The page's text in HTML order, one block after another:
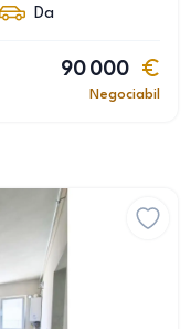
Da
90 000
Negociabil